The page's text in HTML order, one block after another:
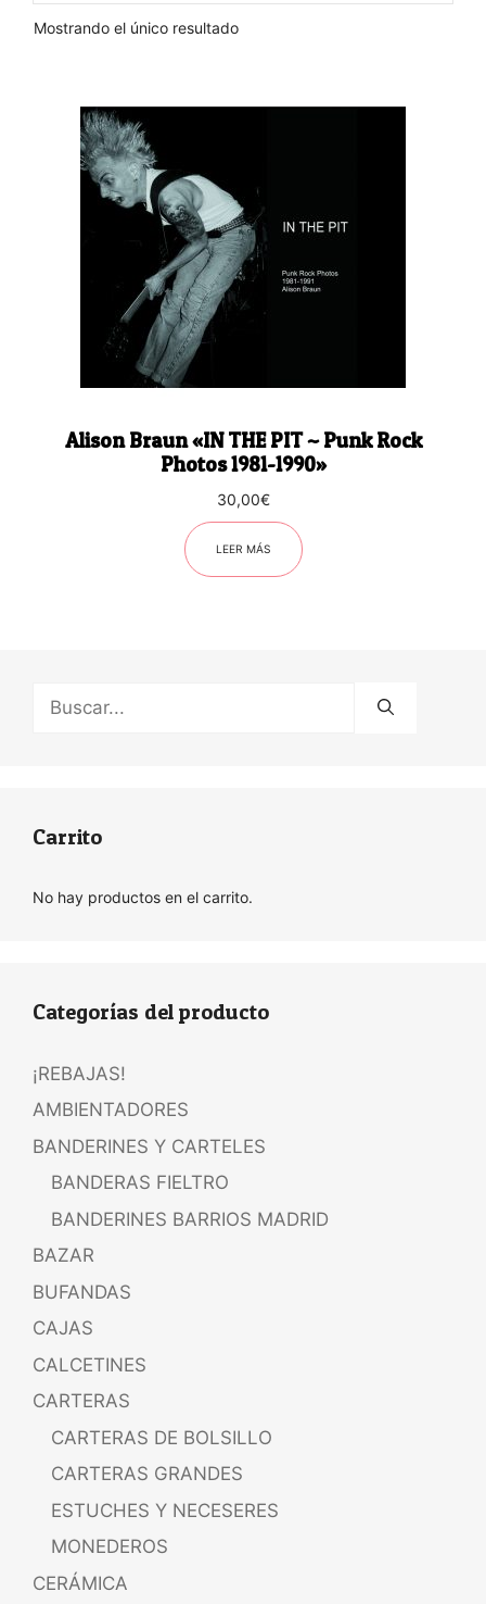
Mostrando el único resultado
Alison Braun «IN THE PIT ~ Punk Rock
Photos 1981-1990»
30,00€
LEER MÁS
Carrito
No hay productos en el carrito.
Categorías del producto
¡REBAJAS!
AMBIENTADORES
BANDERINES Y CARTELES
BANDERAS FIELTRO
BANDERINES BARRIOS MADRID
BAZAR
BUFANDAS
CAJAS
CALCETINES
CARTERAS
CARTERAS DE BOLSILLO
CARTERAS GRANDES
ESTUCHES Y NECESERES
MONEDEROS
CERÁMICA